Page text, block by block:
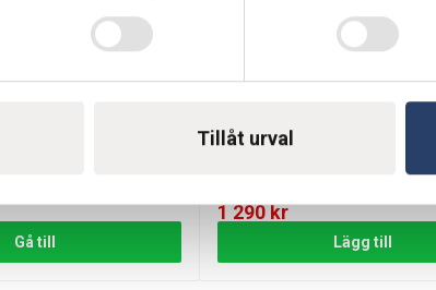
Tillåt urval
för sin UFORCE 600.
en uppgradering av UTV:s utseende.
den det skydd den förtjänar. Uppgradera idag med
för U600
Gå till
Främre Stötfångare
1 290kr
Lägg till